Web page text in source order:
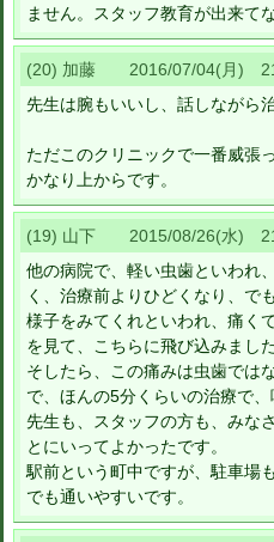
ません。スタッフ教育が出来て
(20) 加藤 2016/07/04(月)
先生は腕もいいし、話しながら
ただこのクリニックで一番威張
かなり上からです。
(19) 山下 2015/08/26(水)
他の病院で、軽い虫歯といわれ
く、治療前よりひどくなり、でも
様子をみてくれといわれ、痛く
を見て、こちらに飛び込みまし
そしたら、この痛みは虫歯では
で、ほんの5分くらいの治療で
先生も、スタッフの方も、みな
とにいってよかったです。
駅前という町中ですが、駐車場
でも通いやすいです。